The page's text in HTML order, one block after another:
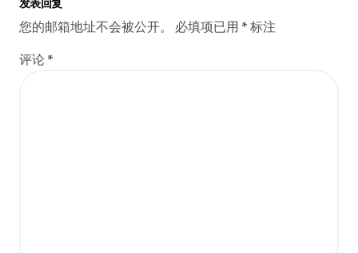
发表回复
您的邮箱地址不会被公开。 必填项已用 * 标注
评论 *